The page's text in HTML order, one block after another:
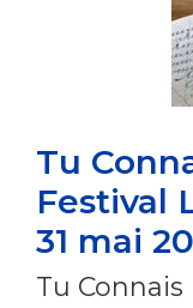
Tu
Festival
31 mai
Tu